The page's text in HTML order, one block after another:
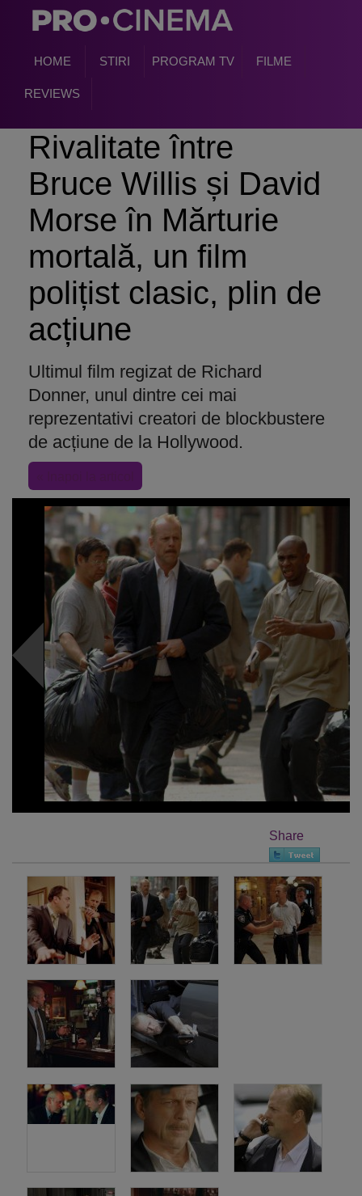
HOME STIRI PROGRAM TV FILME
REVIEWS
Rivalitate între
Bruce Willis și David
Morse în Mărturie
mortală, un film
polițist clasic, plin de
acțiune
Ultimul film regizat de Richard
Donner, unul dintre cei mai
reprezentativi creatori de blockbustere
de acțiune de la Hollywood.
Share